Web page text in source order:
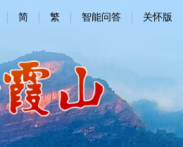
简 繁 智能问答 关怀版